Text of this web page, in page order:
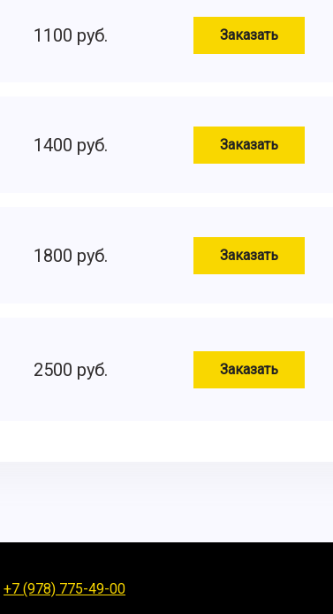
1100 руб. Заказать
1400 руб. Заказать
1800 руб. Заказать
2500 руб. Заказать
+7 (978) 775-49-00